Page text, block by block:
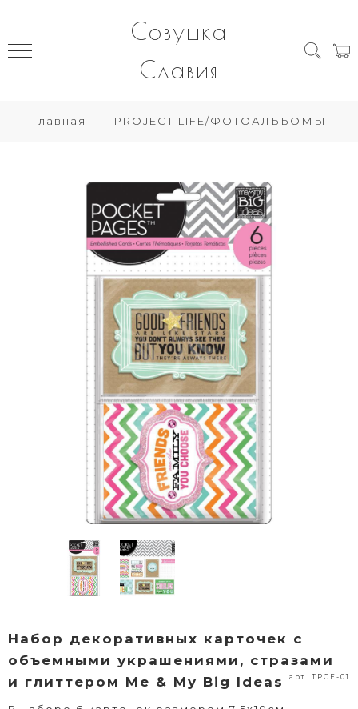
Совушка
Славия
Главная PROJECT LIFE/ФОТОАЛЬБОМЫ
Набор декоративных карточек с
объемными украшениями, стразами
и глиттером Me & My Big Ideas
арт. TPCE-01